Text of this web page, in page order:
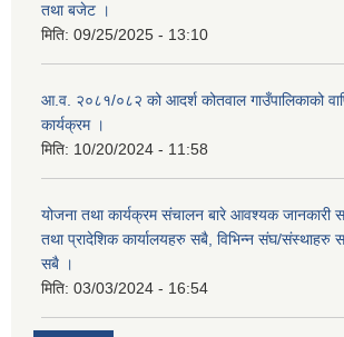
तथा बजेट ।
मिति: 09/25/2025 - 13:10
आ.व. २०८१/०८२ को आदर्श कोतवाल गाउँपालिकाको
कार्यक्रम ।
मिति: 10/20/2024 - 11:58
योजना तथा कार्यक्रम संचालन बारे आवश्यक जानकारी
तथा प्रादेशिक कार्यालयहरु सबै, विभिन्‍न संघ/संस्थाहरु
सबै ।
मिति: 03/03/2024 - 16:54